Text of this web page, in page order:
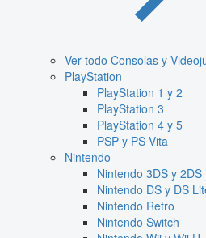
Ver todo Consolas y
PlayStation
PlayStation 1 y 2
PlayStation 3
PlayStation 4 y 5
PSP y PS Vita
Nintendo
Nintendo 3DS y 2DS
Nintendo DS y DS
Nintendo Retro
Nintendo Switch